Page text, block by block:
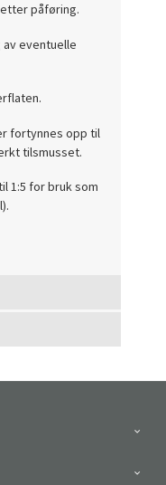
påføring.
av eventuelle
fortynnes opp til
tilsmusset.
1:5 for bruk som